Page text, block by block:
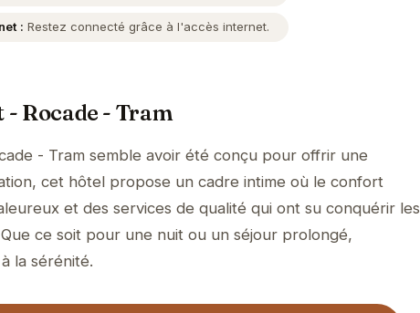
: Restez connecté grâce à l'accès internet.
- Rocade - Tram
- Tram semble avoir été conçu pour offrir une
cet hôtel propose un cadre intime où le confort
et des services de qualité qui ont su conquérir les
ce soit pour une nuit ou un séjour prolongé,
la sérénité.